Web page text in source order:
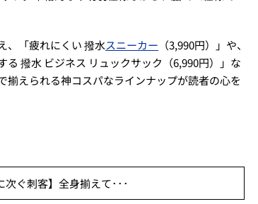
、「疲れにくい 撥水スニーカー （3,990円）」や、
撥水 ビジネス リュックサック（6,990円）」な
えられる神コスパなラインナップが読者の心を
ぐ刺客】全身揃えて･･･